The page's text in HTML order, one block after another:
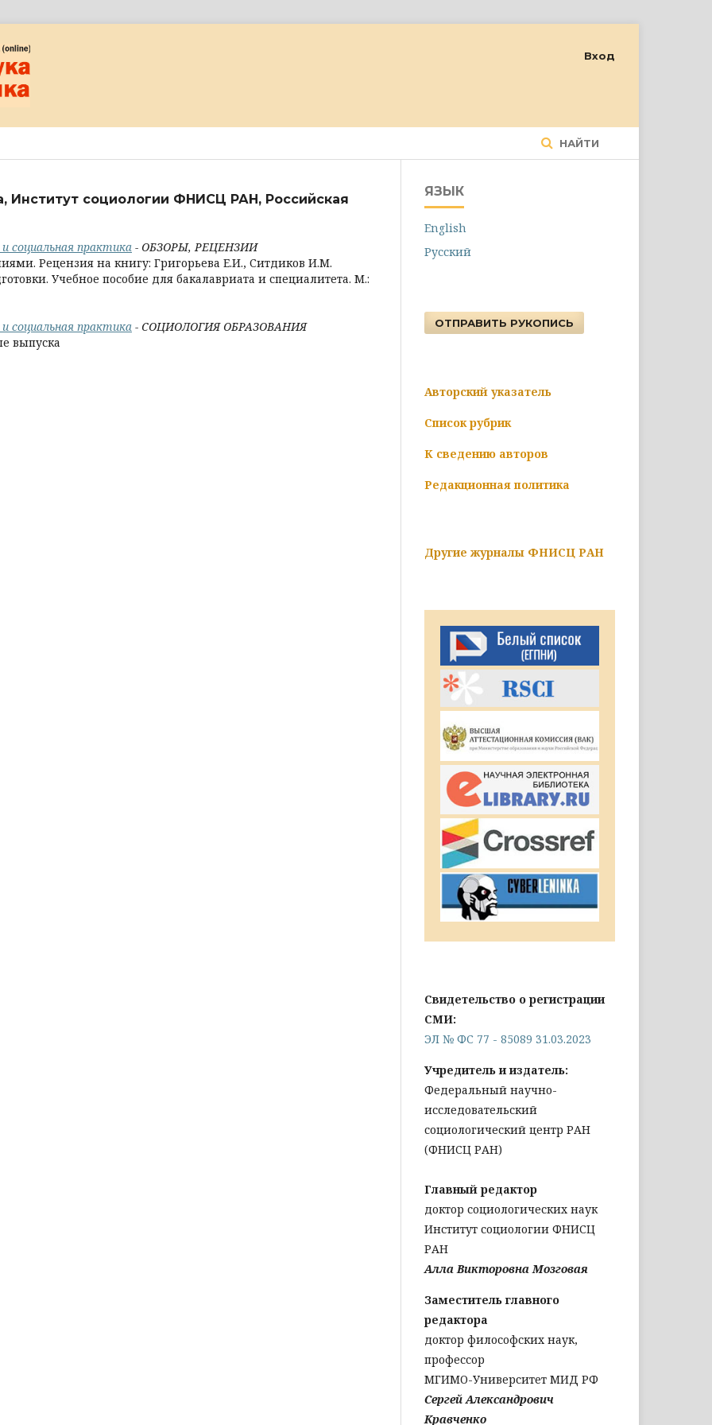
НАЙТИ
Вход
Институт социологии ФНИСЦ РАН, Российская
социальная практика - ОБЗОРЫ, РЕЦЕНЗИИ
Рецензия на книгу: Григорьева Е.И., Ситдиков И.М.
Учебное пособие для бакалавриата и специалитета. М.:
социальная практика - СОЦИОЛОГИЯ ОБРАЗОВАНИЯ
выпуска
ЯЗЫК
English
Русский
ОТПРАВИТЬ РУКОПИСЬ
Авторский указатель
Список рубрик
К сведению авторов
Редакционная политика
Другие журналы ФНИСЦ РАН
Свидетельство о регистрации
СМИ:
ЭЛ № ФС 77 - 85089 31.03.2023
Учредитель и издатель:
Федеральный научно-
исследовательский
социологический центр РАН
(ФНИСЦ РАН)
Главный редактор
доктор социологических наук
Институт социологии ФНИСЦ
РАН
Алла Викторовна Мозговая
Заместитель главного
редактора
доктор философских наук,
профессор
МГИМО-Университет МИД РФ
Сергей Александрович
Кравченко